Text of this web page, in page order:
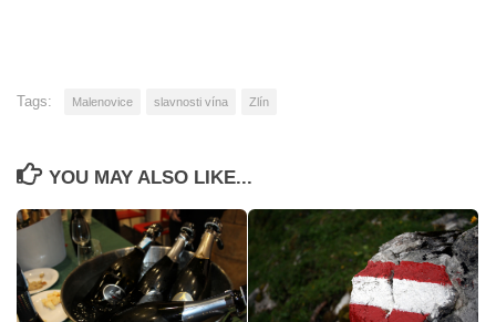
Tags: Malenovice slavnosti vína Zlín
YOU MAY ALSO LIKE...